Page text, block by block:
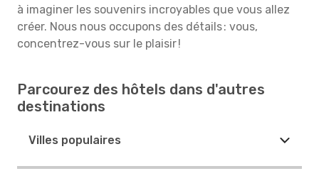
à imaginer les souvenirs incroyables que vous allez
créer. Nous nous occupons des détails : vous,
concentrez-vous sur le plaisir !
Parcourez des hôtels dans d'autres
destinations
Villes populaires